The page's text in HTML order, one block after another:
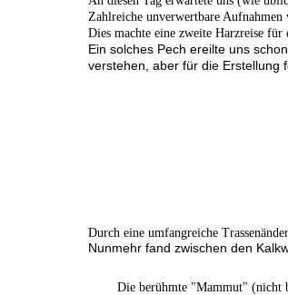
Zahlreiche unverwertbare Aufnahmen
Dies machte eine zweite Harzreise
Ein solches Pech ereilte uns
verstehen, aber für die Erstellung
Durch eine umfangreiche
Nunmehr fand zwischen den
Die berühmte "Mammut" (nicht